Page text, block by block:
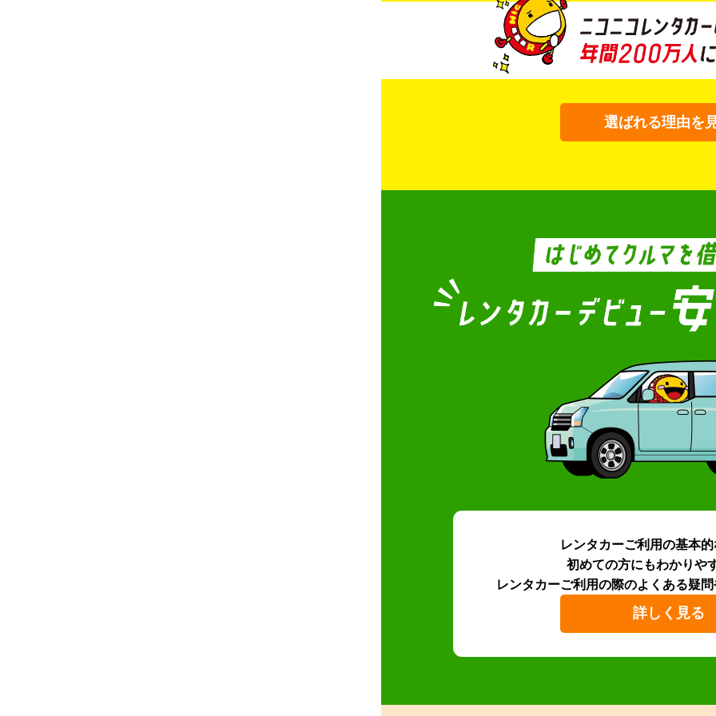
選ばれる理由を
レンタカーご利用の基本
初めての方にもわかりや
レンタカーご利用の際のよくある疑問
詳しく見る